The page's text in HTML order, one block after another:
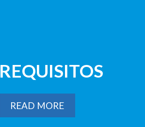
REQUISITOS
READ MORE